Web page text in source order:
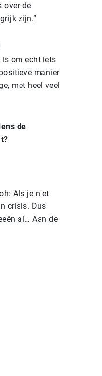
over de
zijn.”
is om echt iets
manier
met heel veel
de
Als je niet
crisis. Dus
al… Aan de